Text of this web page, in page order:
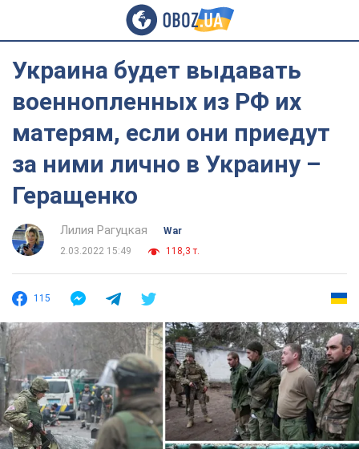
Украина будет выдавать
военнопленных из РФ их
матерям, если они приедут
за ними лично в Украину –
Геращенко
Лилия Рагуцкая
War
2.03.2022 15:49
118,3 т.
115